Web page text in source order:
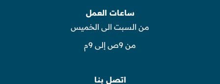
ساعات العمل
من السبت الى الخميس
من 9ص إلى 9م
اتصل بنا